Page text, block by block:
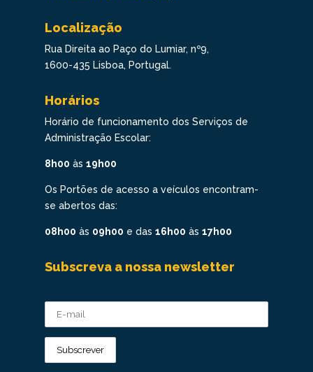
Localização
Rua Direita ao Paço do Lumiar, nº9,
1600-435 Lisboa, Portugal.
Horários
Horário de funcionamento dos Serviços de
Administração Escolar:
8h00 às 19h00
Os Portões de acesso a veículos encontram-
se abertos das:
08h00 às 09h00 e das 16h00 às 17h00
Subscreva a nossa newsletter